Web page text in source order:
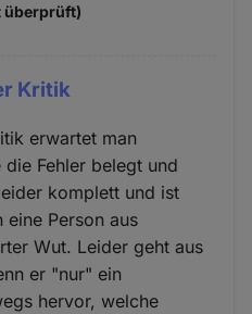
überprüft)
Kritik
erwartet man
Fehler belegt und
komplett und ist
eine Person aus
Wut. Leider geht aus
er "nur" ein
hervor, welche